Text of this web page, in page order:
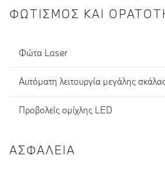
ΦΩΤΙΣΜΌΣ ΚΑΙ
Φώτα Laser
Αυτόματη λειτουργία μεγάλης
Προβολείς ομίχλης LED
ΑΣΦΆΛΕΙΑ